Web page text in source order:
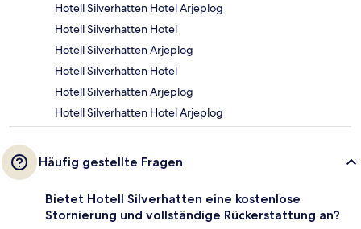
Hotell Silverhatten Hotel Arjeplog
Hotell Silverhatten Hotel
Hotell Silverhatten Arjeplog
Hotell Silverhatten Hotel
Hotell Silverhatten Arjeplog
Hotell Silverhatten Hotel Arjeplog
Häufig gestellte Fragen
Bietet Hotell Silverhatten eine kostenlose
Stornierung und vollständige Rückerstattung an?